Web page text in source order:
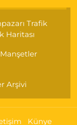
Trafik
Haritası
Arşivi
Künye